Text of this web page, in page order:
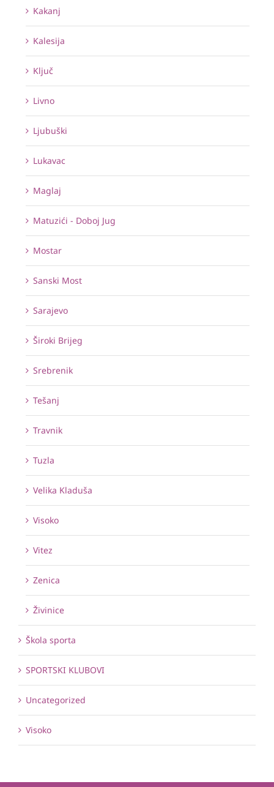
Kakanj
Kalesija
Ključ
Livno
Ljubuški
Lukavac
Maglaj
Matuzići - Doboj Jug
Mostar
Sanski Most
Sarajevo
Široki Brijeg
Srebrenik
Tešanj
Travnik
Tuzla
Velika Kladuša
Visoko
Vitez
Zenica
Živinice
Škola sporta
SPORTSKI KLUBOVI
Uncategorized
Visoko